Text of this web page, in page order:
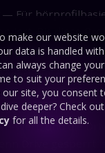
— Für
Bis diese
lädt diese Option
nur das
laden immer
Wert, und die
make our website
data is handled
always change
to suit your
site, you consent
deeper? Check
for all the details.